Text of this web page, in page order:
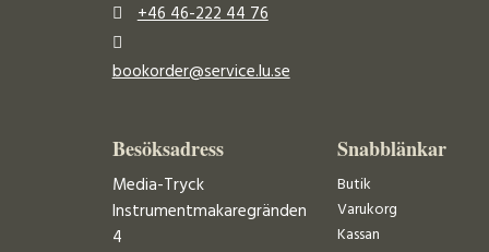
+46 46-222 44 76
bookorder@service.lu.se
Besöksadress
Media-Tryck
Instrumentmakaregränden
4
Snabblänkar
Butik
Varukorg
Kassan